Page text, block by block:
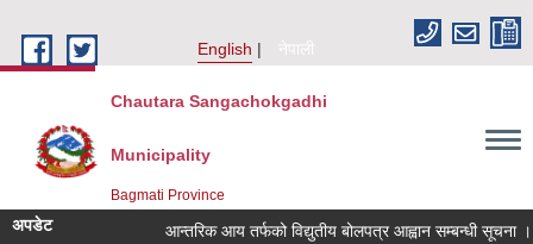
English
नेपाली
Chautara Sangachokgadhi
Municipality
Bagmati Province
अपडेट आन्तरिक आय तर्फको विद्युतीय बोलपत्र आह्वान सम्बन्धी सूचना ।